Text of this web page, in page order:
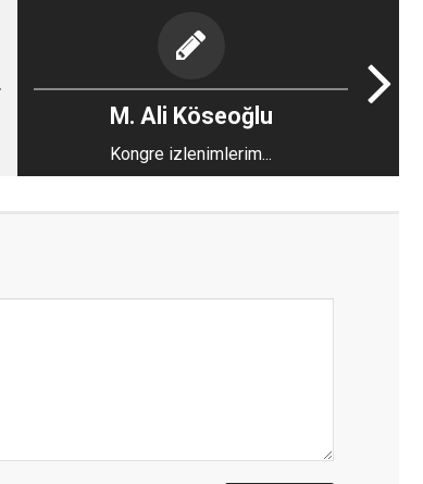
M. Ali Köseoğlu
Kongre izlenimlerim...